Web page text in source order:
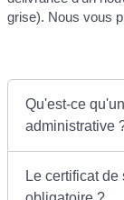
grise). Nous vous
Qu'est-ce
administrative
Le certificat de